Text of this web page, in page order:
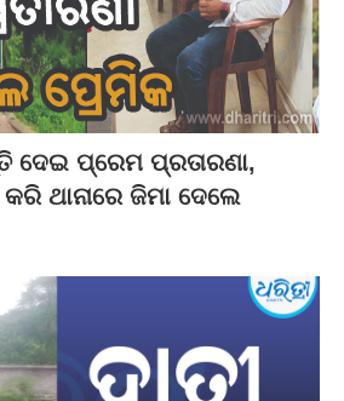
ଦେଇ ପ୍ରେମ ପ୍ରତାରଣା,
ଥାନାରେ ଜିମା ଦେଲେ